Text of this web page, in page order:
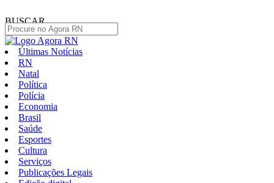
BUSCAR
Últimas Notícias
RN
Natal
Política
Polícia
Economia
Brasil
Saúde
Esportes
Cultura
Serviços
Publicações Legais